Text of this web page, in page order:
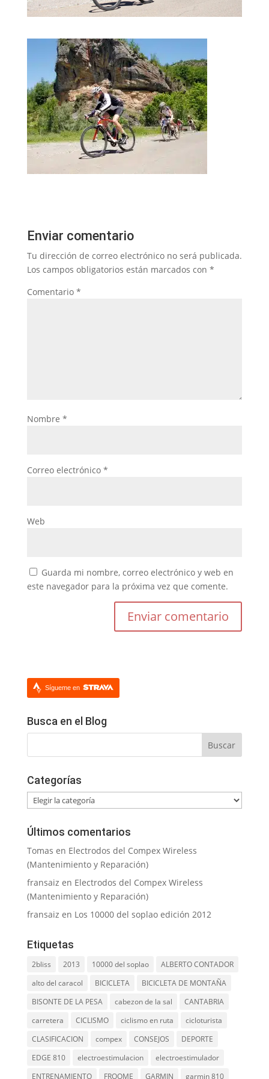
Enviar comentario
Tu dirección de correo electrónico no será publicada.
Los campos obligatorios están marcados con *
Comentario *
Nombre *
Correo electrónico *
Web
Guarda mi nombre, correo electrónico y web en
este navegador para la próxima vez que comente.
Sígueme en
Busca en el Blog
Categorías
Categorías
Últimos comentarios
Tomas en Electrodos del Compex Wireless
(Mantenimiento y Reparación)
fransaiz en Electrodos del Compex Wireless
(Mantenimiento y Reparación)
fransaiz en Los 10000 del soplao edición 2012
Etiquetas
2bliss 2013 10000 del soplao
ALBERTO CONTADOR
alto del caracol
BICICLETA
BICICLETA DE MONTAÑA
BISONTE DE LA PESA
cabezon de la sal
CANTABRIA
carretera
CICLISMO ciclismo en ruta
cicloturista
CLASIFICACION
compex CONSEJOS
DEPORTE
EDGE 810
electroestimulacion
electroestimulador
ENTRENAMIENTO
FROOME GARMIN garmin 810